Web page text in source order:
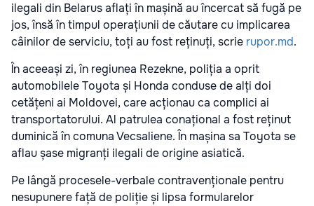
ilegali din Belarus aflați în mașină au încercat să fugă pe
jos, însă în timpul operațiunii de căutare cu implicarea
câinilor de serviciu, toți au fost reținuți, scrie rupor.md.
În aceeași zi, în regiunea Rezekne, poliția a oprit
automobilele Toyota și Honda conduse de alți doi
cetățeni ai Moldovei, care acționau ca complici ai
transportatorului. Al patrulea conațional a fost reținut
duminică în comuna Vecsaliene. În mașina sa Toyota se
aflau șase migranți ilegali de origine asiatică.
Pe lângă procesele-verbale contravenționale pentru
nesupunere față de poliție și lipsa formularelor